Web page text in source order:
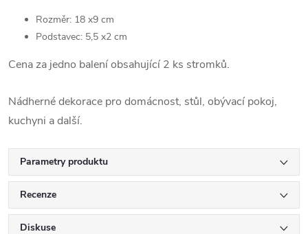
Rozměr: 18 x9 cm
Podstavec: 5,5 x2 cm
Cena za jedno balení obsahující 2 ks stromků.
Nádherné dekorace pro domácnost, stůl, obývací pokoj,
kuchyni a další.
Parametry produktu
Recenze
Diskuse